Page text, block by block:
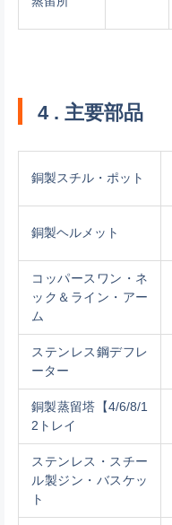
4 . 主要部品
銅製スチル・ポット
銅製ヘルメット
コッパースワン・ネ
ック＆ライン・アー
ム
ステンレス鋼デフレ
ーター
銅製蒸留塔【4/6/8/1
2トレイ
ステンレス・スチー
ル製ジン・バスケッ
ト